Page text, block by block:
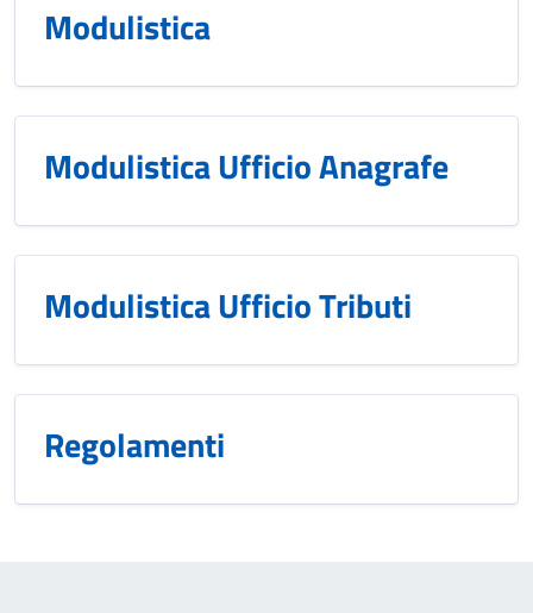
Modulistica
Modulistica Ufficio Anagrafe
Modulistica Ufficio Tributi
Regolamenti